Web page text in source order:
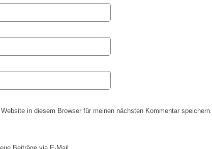
in diesem Browser für meinen nächsten Kommentar speichern.